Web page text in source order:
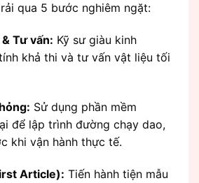
qua 5 bước nghiêm ngặt:
Tư vấn: Kỹ sư giàu kinh
khả thi và tư vấn vật liệu tối
Sử dụng phần mềm
để lập trình đường chạy dao,
khi vận hành thực tế.
Article): Tiến hành tiện mẫu